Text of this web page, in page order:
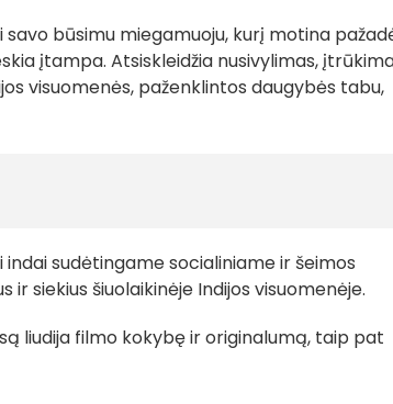
būsimu miegamuoju, kurį motina
įtampa. Atsiskleidžia nusivylimas,
visuomenės, paženklintos daugybės tabu,
indai sudėtingame socialiniame ir šeimos
siekius šiuolaikinėje Indijos visuomenėje.
liudija filmo kokybę ir originalumą, taip pat